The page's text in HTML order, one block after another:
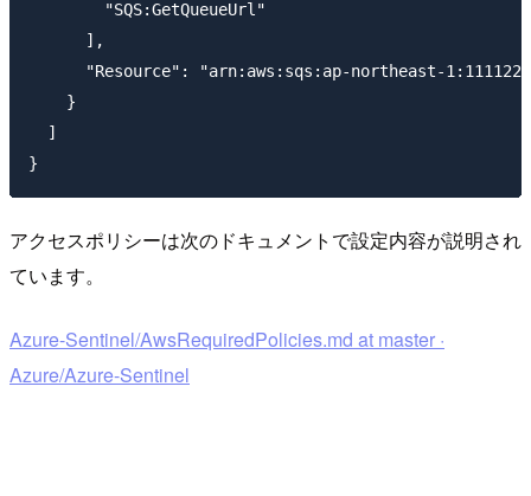
        "SQS:GetQueueUrl"
      ],
"Resource": "arn:aws:sqs:ap-northeast-
    }
  ]
アクセスポリシーは次のドキュメントで設定内容が説明され
ています。
Azure-Sentinel/AwsRequiredPolicies.md at master ·
Azure/Azure-Sentinel